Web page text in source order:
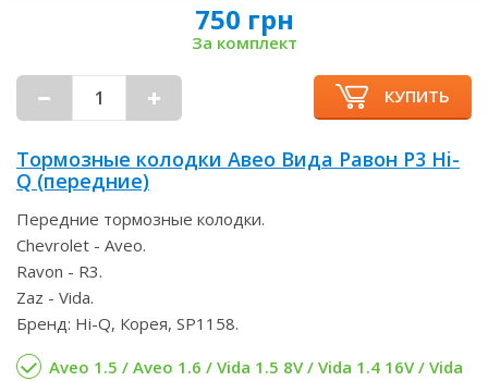
750 грн
За комплект
КУПИТЬ
Тормозные колодки Авео Вида Равон Р3 Hi-
Q (передние)
Передние тормозные колодки.
Chevrolet - Aveo.
Ravon - R3.
Zaz - Vida.
Бренд: Hi-Q, Корея, SP1158.
Aveo 1.5 / Aveo 1.6 / Vida 1.5 8V / Vida 1.4 16V / Vida